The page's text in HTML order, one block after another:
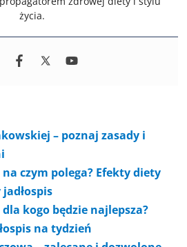
życia.
– poznaj zasady i
na czym polega? Efekty diety
dla kogo będzie najlepsza?
na tydzień